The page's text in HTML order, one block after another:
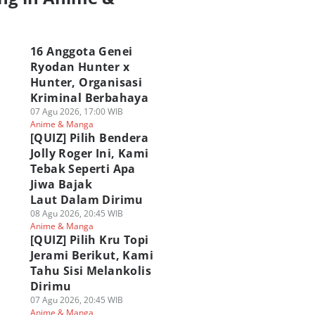
16 Anggota Genei
Ryodan Hunter x
Hunter, Organisasi
Kriminal Berbahaya
07 Agu 2026, 17:00 WIB
Anime & Manga
[QUIZ] Pilih Bendera
Jolly Roger Ini, Kami
Tebak Seperti Apa
Jiwa Bajak
Laut Dalam Dirimu
08 Agu 2026, 20:45 WIB
Anime & Manga
[QUIZ] Pilih Kru Topi
Jerami Berikut, Kami
Tahu Sisi Melankolis
Dirimu
07 Agu 2026, 20:45 WIB
Anime & Manga